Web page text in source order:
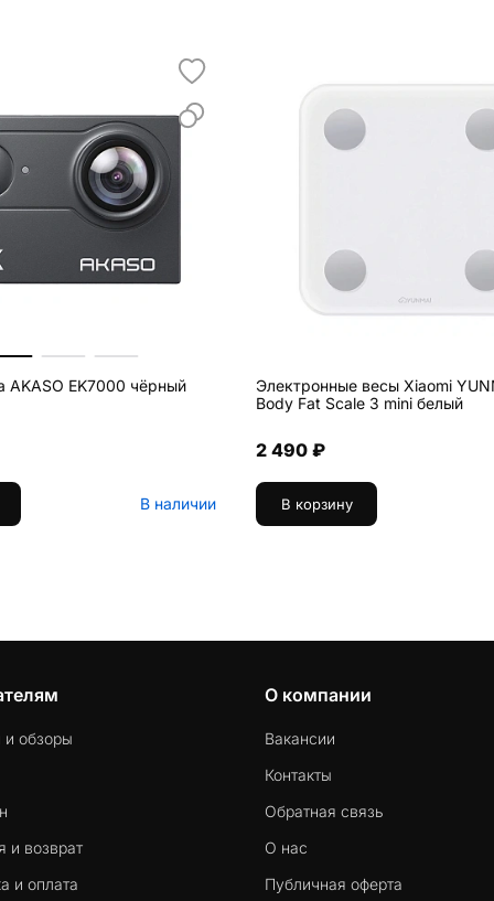
EK7000 чёрный
В наличии
Электронные весы Xiaomi
Body Fat Scale 3 mini белый
2 490 ₽
В корзину
и обзоры
и возврат
и оплата
О компании
Вакансии
Контакты
Обратная связь
О нас
Публичная оферта